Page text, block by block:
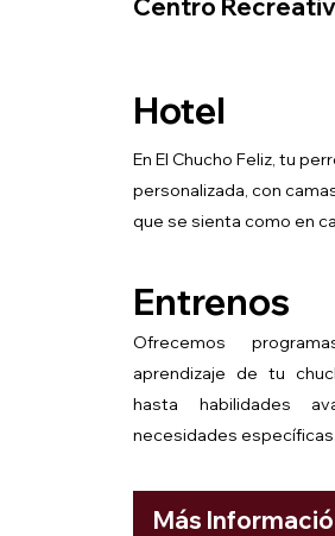
Centro
Hotel
En El Chucho Feliz, tu
personalizada, con
que se sienta como en
Entrenos
Ofrecemos
aprendizaje de tu
hasta habilidades
necesidades específicas.
Más